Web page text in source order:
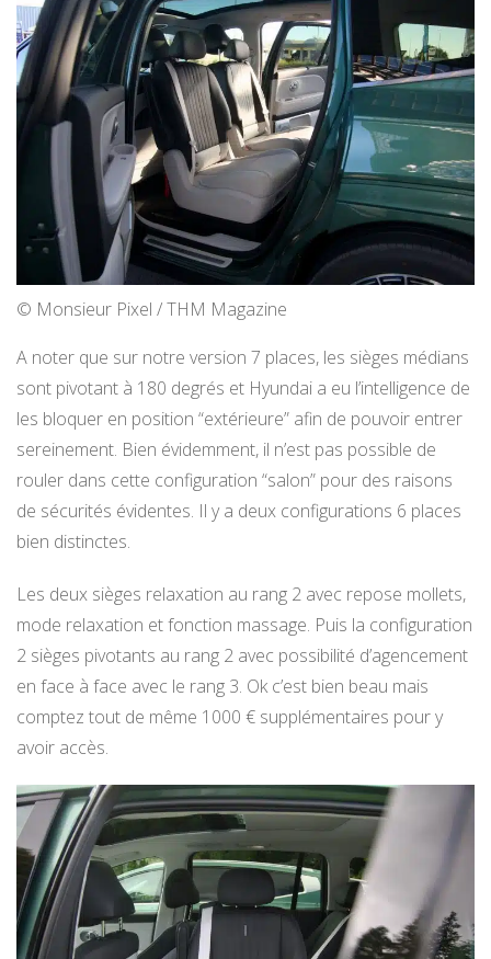
© Monsieur Pixel / THM Magazine
A noter que sur notre version 7 places, les sièges médians
sont pivotant à 180 degrés et Hyundai a eu l’intelligence de
les bloquer en position “extérieure” afin de pouvoir entrer
sereinement. Bien évidemment, il n’est pas possible de
rouler dans cette configuration “salon” pour des raisons
de sécurités évidentes. Il y a deux configurations 6 places
bien distinctes.
Les deux sièges relaxation au rang 2 avec repose mollets,
mode relaxation et fonction massage. Puis la configuration
2 sièges pivotants au rang 2 avec possibilité d’agencement
en face à face avec le rang 3. Ok c’est bien beau mais
comptez tout de même 1000 € supplémentaires pour y
avoir accès.